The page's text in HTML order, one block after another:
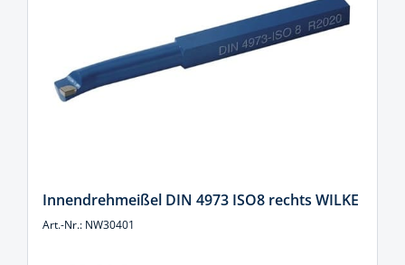
Innendrehmeißel DIN 4973 ISO8 rechts WILKE
Art.-Nr.: NW30401